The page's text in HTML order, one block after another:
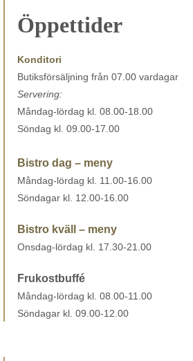
Öppettider
Konditori
Butiksförsäljning från 07.00 vardagar
Servering:
Måndag-lördag kl. 08.00-18.00
Söndag kl. 09.00-17.00
Bistro dag – meny
Måndag-lördag kl. 11.00-16.00
Söndagar kl. 12.00-16.00
Bistro kväll – meny
Onsdag-lördag kl. 17.30-21.00
Frukostbuffé
Måndag-lördag kl. 08.00-11.00
Söndagar kl. 09.00-12.00